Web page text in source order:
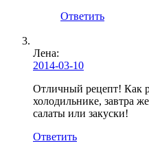
Ответить
Лена:
2014-03-10
Отличный рецепт! Как
холодильнике, завтра
салаты или закуски!
Ответить